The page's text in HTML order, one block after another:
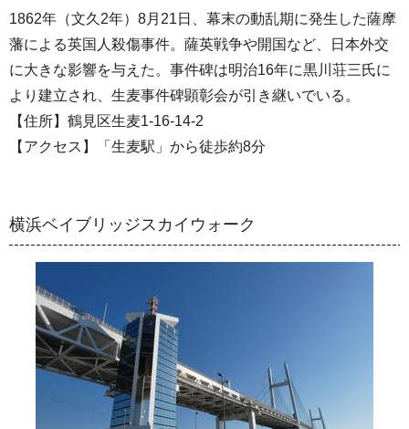
1862年（文久2年）8月21日、幕末の動乱期に発生した薩摩
藩による英国人殺傷事件。薩英戦争や開国など、日本外交
に大きな影響を与えた。事件碑は明治16年に黒川荘三氏に
より建立され、生麦事件碑顕彰会が引き継いでいる。
【住所】鶴見区生麦1-16-14-2
【アクセス】「生麦駅」から徒歩約8分
横浜ベイブリッジスカイウォーク